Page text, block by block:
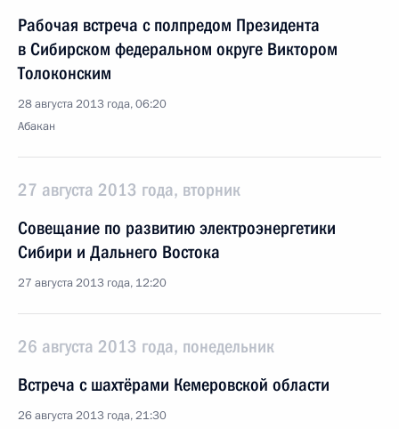
Рабочая встреча с полпредом Президента
в Сибирском федеральном округе Виктором
Толоконским
28 августа 2013 года, 06:20
Абакан
27 августа 2013 года, вторник
Совещание по развитию электроэнергетики
Сибири и Дальнего Востока
27 августа 2013 года, 12:20
26 августа 2013 года, понедельник
Встреча с шахтёрами Кемеровской области
26 августа 2013 года, 21:30